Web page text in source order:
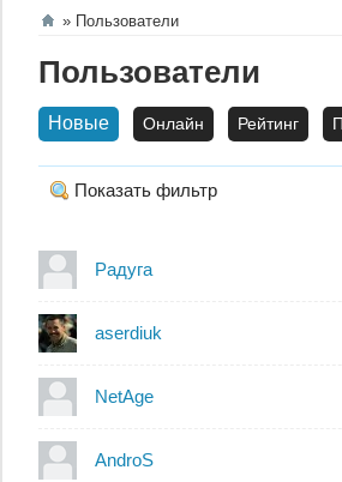
Пользователи
Пользователи
Новые Онлайн Рейтинг
Показать фильтр
Радуга
aserdiuk
NetAge
AndroS